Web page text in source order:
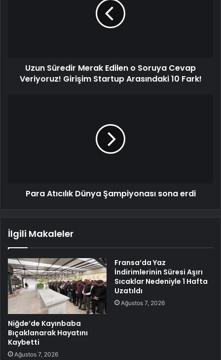
Uzun Süredir Merak Edilen o Soruya Cevap
Veriyoruz! Girişim Startup Arasındaki 10 Fark!
Para Atıcılık Dünya Şampiyonası sona erdi
İlgili Makaleler
Niğde’de Kayınbaba
Bıçaklanarak Hayatını
Kaybetti
Ağustos 7, 2026
Fransa’da Yaz
İndirimlerinin Süresi Aşırı
Sıcaklar Nedeniyle 1 Hafta
Uzatıldı
Ağustos 7, 2026